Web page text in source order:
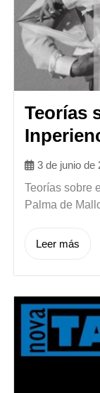
Teorías
3 de junio de
Teorías sobre
Palma de
Leer más